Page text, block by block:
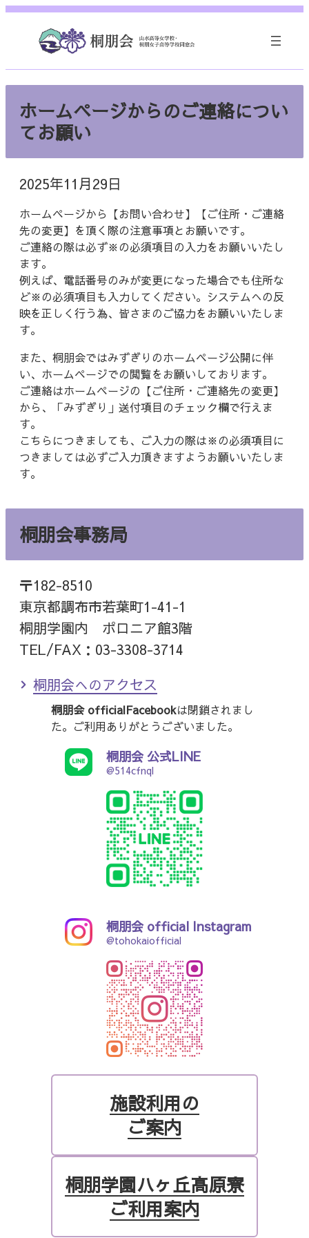
内
桐朋会事務局
〒182-8510
東京都調布市若葉町1-41-1
桐朋学園内 ポロニア館3階
TEL/FAX：03-3308-3714
桐朋会へのアクセス
桐朋会 officialFacebookは閉鎖されまし
た。ご利用ありがとうございました。
桐朋会 公式LINE
@514cfnql
桐朋会 official Instagram
@tohokaiofficial
施設利用の
ご案内
桐朋学園ハヶ丘高原寮
ご利用案内
ホームページからのご連絡につい
てお願い
2025年11月29日
ホームページから【お問い合わせ】【ご住所・ご連絡
先の変更】を頂く際の注意事項とお願いです。
ご連絡の際は必ず※の必須項目の入力をお願いいたし
ます。
例えば、電話番号のみが変更になった場合でも住所な
ど※の必須項目も入力してください。システムへの反
映を正しく行う為、皆さまのご協力をお願いいたしま
す。
また、桐朋会ではみずぎりのホームページ公開に伴
い、ホームページでの閲覧をお願いしております。
ご連絡はホームページの【ご住所・ご連絡先の変更】
から、「みずぎり」送付項目のチェック欄で行えま
す。
こちらにつきましても、ご入力の際は※の必須項目に
つきましては必ずご入力頂きますようお願いいたしま
す。